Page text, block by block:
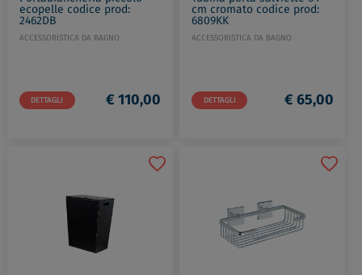
ecopelle codice prod:
2462DB
ACCESSORISTICA DA BAGNO
DETTAGLI € 110,00
cm cromato codice prod:
6809KK
ACCESSORISTICA DA BAGNO
DETTAGLI € 65,00